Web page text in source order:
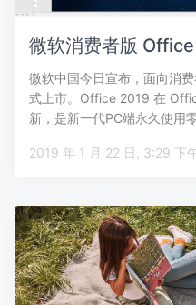
微软消费者版
微软中国今日宣布，面向消
式上市。Office 2019 在
新，是新一代PC端永久使用
2019 年 1 月 22 日, 3:29